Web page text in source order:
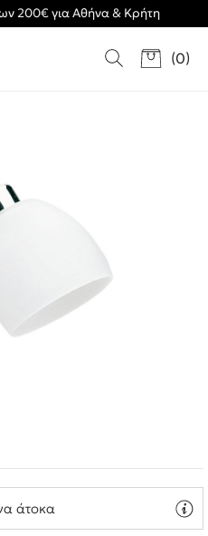
200€ για Αθήνα & Κρήτη
(0)
άτοκα